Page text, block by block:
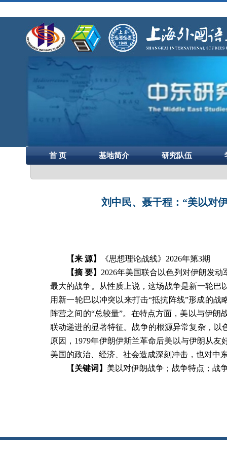
首 页 基地简介 研究队伍
刘中民、聂干程：“美以对
【来 源】
《思想理论战线》2026年第3期
【摘 要】 2026年美国联合以色列对伊朗发
最大的战争。从性质上说，这场战争是新一轮
用新一轮巴以冲突以来打击“抵抗阵线”形成的
阵营之间的“总较量”。在特点方面，美以与伊
联动递进的显著特征。战争的根源异常复杂，以
原因，1979年伊朗伊斯兰革命后美以与伊朗从
美国的政治、经济、社会造成深刻冲击，也对中
【关键词】 美以对伊朗战争；战争特点；战